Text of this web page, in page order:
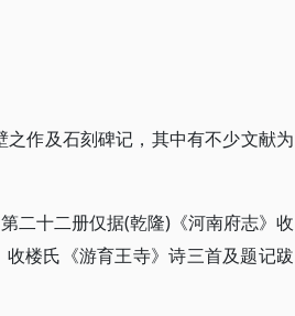
作及石刻碑记，其中有不少文献为
二十二册仅据(乾隆)《河南府志》收
楼氏《游育王寺》诗三首及题记跋